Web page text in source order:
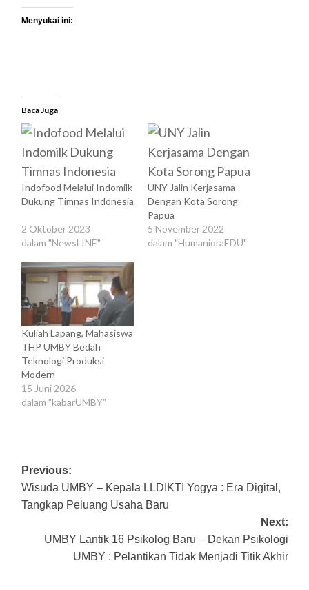
Menyukai ini:
Baca Juga
Indofood Melalui Indomilk
Dukung Timnas Indonesia
2 Oktober 2023
dalam "NewsLINE"
UNY Jalin Kerjasama
Dengan Kota Sorong
Papua
5 November 2022
dalam "HumanioraEDU"
Kuliah Lapang, Mahasiswa
THP UMBY Bedah
Teknologi Produksi
Modern
15 Juni 2026
dalam "kabarUMBY"
Post
navigation
Previous:
Wisuda UMBY – Kepala LLDIKTI Yogya : Era Digital,
Tangkap Peluang Usaha Baru
Next:
UMBY Lantik 16 Psikolog Baru – Dekan Psikologi
UMBY : Pelantikan Tidak Menjadi Titik Akhir